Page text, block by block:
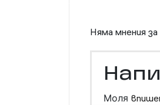
Няма мнения
Моля